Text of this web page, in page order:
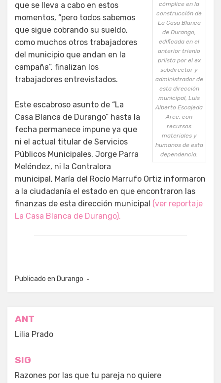
cómplice en la
construcción de
La Casa Blanca
de Durango,
edificada en el
anterior trienio
priísta por el ex
subdirector y
administrador de
esta dirección
municipal, Luis
Alberto Escajeda
Arce, con
recursos
materiales y
humanos de esta
dependencia.
que se lleva a cabo en estos
momentos, “pero todos sabemos
que sigue cobrando su sueldo,
como muchos otros trabajadores
del municipio que andan en la
campaña”, finalizan los
trabajadores entrevistados.
Este escabroso asunto de “La
Casa Blanca de Durango” hasta la
fecha permanece impune ya que
ni el actual titular de Servicios
Públicos Municipales, Jorge Parra
Meléndez, ni la Contralora
municipal, María del Rocío Marrufo Ortiz informaron
a la ciudadanía el estado en que encontraron las
finanzas de esta dirección municipal (ver reportaje
La Casa Blanca de Durango).
Publicado en Durango
Navegación
de
entradas
ANT
Lilia Prado
SIG
Razones por las que tu pareja no quiere